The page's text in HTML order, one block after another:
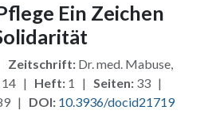
Ein Zeichen
Zeitschrift: Dr. med. Mabuse,
14 | Heft: 1 | Seiten: 33 |
| DOI: 10.3936/docid21719